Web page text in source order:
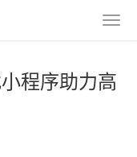
程序助力高